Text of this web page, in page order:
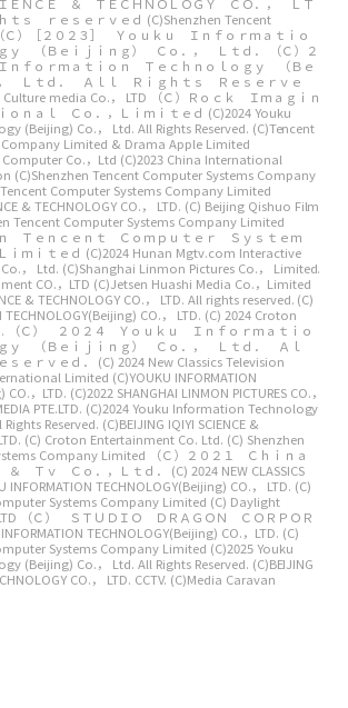
ｓ ｒｅｓｅｒｖｅｄ (C)Shenzhen Tencent
（Ｃ）［２０２３］ Ｙｏｕｋｕ Ｉｎｆｏｒｍａｔｉｏ
ｙ （Ｂｅｉｊｉｎｇ） Ｃｏ．， Ｌｔｄ．
（Ｃ）２
ｆｏｒｍａｔｉｏｎ Ｔｅｃｈｎｏｌｏｇｙ （Ｂｅ
Ｌｔｄ． Ａｌｌ Ｒｉｇｈｔｓ Ｒｅｓｅｒｖｅ
media Co.， LTD
（Ｃ）Ｒｏｃｋ Ｉｍａｇｉｎ
ｏｎａｌ Ｃｏ．，Ｌｉｍｉｔｅｄ (C)2024 Youku
(Beijing) Co.， Ltd. All Rights Reserved. (C)Tencent
Limited & Drama Apple Limited
Co.，Ltd (C)2023 China International
(C)Shenzhen Tencent Computer Systems Company
Computer Systems Company Limited
& TECHNOLOGY CO.， LTD. (C) Beijing Qishuo Film
Tencent Computer Systems Company Limited
ｎ Ｔｅｎｃｅｎｔ Ｃｏｍｐｕｔｅｒ Ｓｙｓｔｅｍ
ｍｉｔｅｄ (C)2024 Hunan Mgtv.com Interactive
， Ltd. (C)Shanghai Linmon Pictures Co.， Limited.
CO.，LTD (C)Jetsen Huashi Media Co.，Limited
& TECHNOLOGY CO.， LTD. All rights reserved. (C)
TECHNOLOGY(Beijing) CO.， LTD. (C) 2024 Croton
（Ｃ） ２０２４ Ｙｏｕｋｕ Ｉｎｆｏｒｍａｔｉｏ
ｙ （Ｂｅｉｊｉｎｇ） Ｃｏ．， Ｌｔｄ． Ａｌ
ｅｒｖｅｄ． (C) 2024 New Classics Television
Limited (C)YOUKU INFORMATION
CO.，LTD. (C)2022 SHANGHAI LINMON PICTURES CO.，
PTE.LTD. (C)2024 Youku Information Technology
Reserved. (C)BEIJING IQIYI SCIENCE &
(C) Croton Entertainment Co. Ltd. (C) Shenzhen
Company Limited
（Ｃ）２０２１ Ｃｈｉｎａ
＆ Ｔｖ Ｃｏ．，Ｌｔｄ． (C) 2024 NEW CLASSICS
INFORMATION TECHNOLOGY(Beijing) CO.， LTD. (C)
Systems Company Limited (C) Daylight
（Ｃ） ＳＴＵＤＩＯ ＤＲＡＧＯＮ ＣＯＲＰＯＲ
TECHNOLOGY(Beijing) CO.，LTD. (C)
Systems Company Limited (C)2025 Youku
(Beijing) Co.， Ltd. All Rights Reserved. (C)BEIJING
CO.， LTD. CCTV. (C)Media Caravan